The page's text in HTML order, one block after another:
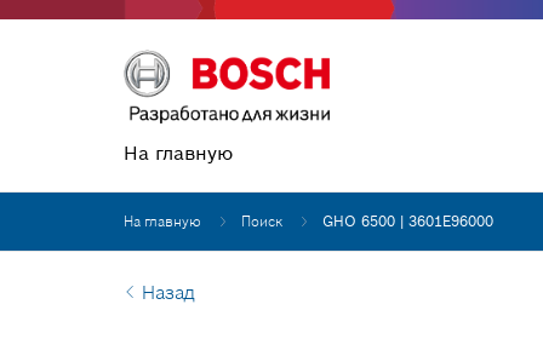
На главную
На главную Поиск GHO 6500 | 3601E96000
Назад